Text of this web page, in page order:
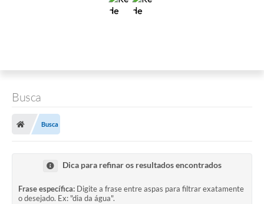
Busca
Busca
Dica para refinar os resultados encontrados
Frase específica: Digite a frase entre aspas para filtrar exatamente
o desejado. Ex: "dia da água".